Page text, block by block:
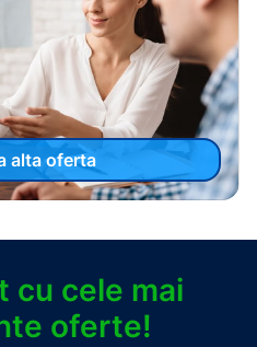
alta oferta
cu cele mai
oferte!